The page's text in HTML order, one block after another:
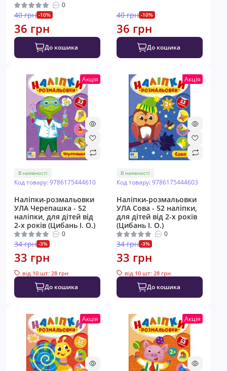
0
40 грн -10%
36 грн
До кошика
40 грн -10%
36 грн
До кошика
Акція
В наявності
Код товару: 9786175444610
Наліпки-розмальовки
УЛА Черепашка - 52
наліпки, для дітей від
2-х років (Цибань І. О.)
0
34 грн -3%
33 грн
від 10 шт: 28 грн
До кошика
Акція
В наявності
Код товару: 9786175444603
Наліпки-розмальовки
УЛА Сова - 52 наліпки,
для дітей від 2-х років
(Цибань І. О.)
0
34 грн -3%
33 грн
від 10 шт: 28 грн
До кошика
Акція Акція